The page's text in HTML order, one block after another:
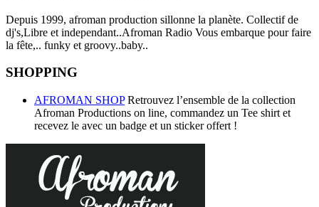
Depuis 1999, afroman production sillonne la planète. Collectif de
dj's,Libre et independant..Afroman Radio Vous embarque pour faire
la fête,.. funky et groovy..baby..
SHOPPING
AFROMAN SHOPRetrouvez l’ensemble de la collection
Afroman Productions on line, commandez un Tee shirt et
recevez le avec un badge et un sticker offert !